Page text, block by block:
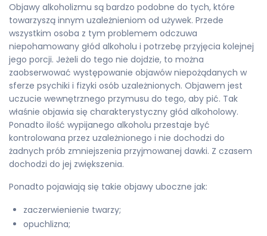
Objawy alkoholizmu są bardzo podobne do tych, które
towarzyszą innym uzależnieniom od używek. Przede
wszystkim osoba z tym problemem odczuwa
niepohamowany głód alkoholu i potrzebę przyjęcia kolejnej
jego porcji. Jeżeli do tego nie dojdzie, to można
zaobserwować występowanie objawów niepożądanych w
sferze psychiki i fizyki osób uzależnionych. Objawem jest
uczucie wewnętrznego przymusu do tego, aby pić. Tak
właśnie objawia się charakterystyczny głód alkoholowy.
Ponadto ilość wypijanego alkoholu przestaje być
kontrolowana przez uzależnionego i nie dochodzi do
żadnych prób zmniejszenia przyjmowanej dawki. Z czasem
dochodzi do jej zwiększenia.
Ponadto pojawiają się takie objawy uboczne jak:
zaczerwienienie twarzy;
opuchlizna;